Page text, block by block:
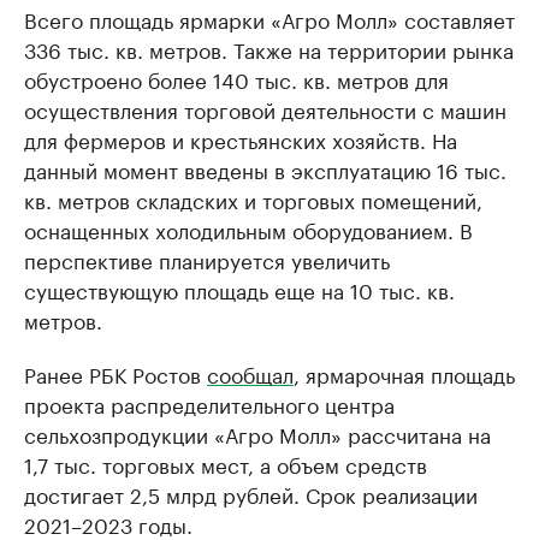
Всего площадь ярмарки «Агро Молл» составляет
336 тыс. кв. метров. Также на территории рынка
обустроено более 140 тыс. кв. метров для
осуществления торговой деятельности с машин
для фермеров и крестьянских хозяйств. На
данный момент введены в эксплуатацию 16 тыс.
кв. метров складских и торговых помещений,
оснащенных холодильным оборудованием. В
перспективе планируется увеличить
существующую площадь еще на 10 тыс. кв.
метров.
Ранее РБК Ростов сообщал , ярмарочная площадь
проекта распределительного центра
сельхозпродукции «Агро Молл» рассчитана на
1,7 тыс. торговых мест, а объем средств
достигает 2,5 млрд рублей. Срок реализации
2021–2023 годы.